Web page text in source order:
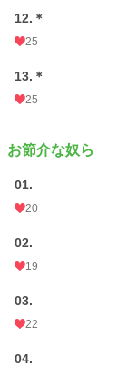
12.＊
25
13.＊
25
お節介な奴ら
01.
20
02.
19
03.
22
04.